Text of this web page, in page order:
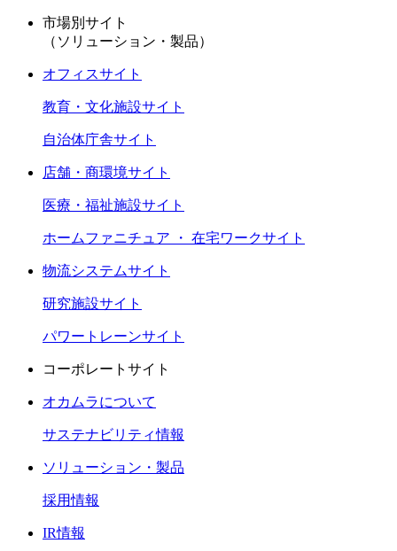
市場別サイト
（ソリューション・製品）
オフィスサイト
教育・文化施設サイト
自治体庁舎サイト
店舗・商環境サイト
医療・福祉施設サイト
ホームファニチュア ・ 在宅ワークサイト
物流システムサイト
研究施設サイト
パワートレーンサイト
コーポレートサイト
オカムラについて
サステナビリティ情報
ソリューション・製品
採用情報
IR情報